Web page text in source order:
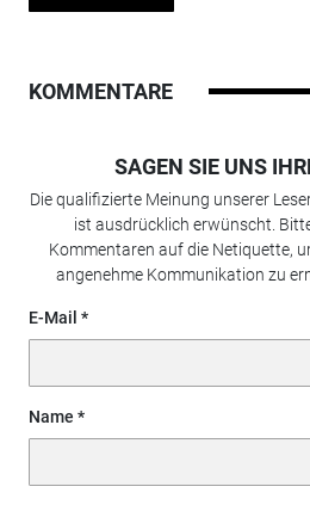
KOMMENTARE
SAGEN SIE UNS
Die qualifizierte Meinung unserer
ist ausdrücklich erwünscht.
Kommentaren auf die Netiquette,
angenehme Kommunikation zu
E-Mail
Name